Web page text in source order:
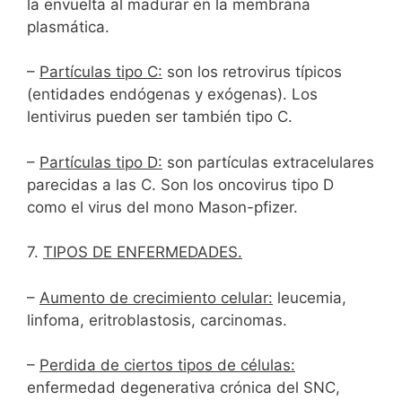
la envuelta al madurar en la membrana
plasmática.
– Partículas tipo C: son los retrovirus típicos
(entidades endógenas y exógenas). Los
lentivirus pueden ser también tipo C.
– Partículas tipo D: son partículas extracelulares
parecidas a las C. Son los oncovirus tipo D
como el virus del mono Mason-pfizer.
7. TIPOS DE ENFERMEDADES.
– Aumento de crecimiento celular: leucemia,
linfoma, eritroblastosis, carcinomas.
– Perdida de ciertos tipos de células:
enfermedad degenerativa crónica del SNC,